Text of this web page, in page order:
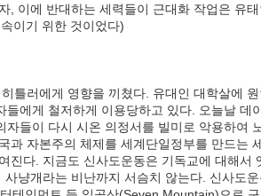
, 이에 반대하는 세력들이 근대화 작업은 유
이기 위한 것이었다)
틀러에게 영향을 끼쳤다. 유대인 대학살에
들에게 철저하게 이용당하고 있다. 오늘날 데
자들이 다시 시온 의정서를 빌미로 악용하여
과 자본주의 체제를 세계단일정부를 만드는
진다. 지금도 신사도운동은 기독교에 대해서
사냥개라는 비난까지 서슴치 않는다. 신사도